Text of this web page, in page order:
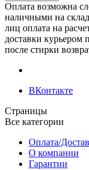
Оплата возможна
наличными на
лиц оплата на
доставки курьером
после стирки
ВКонтакте
Страницы
Все категории
Оплата/
О компании
Гарантии